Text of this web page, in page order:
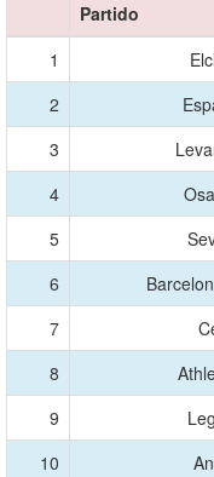
Partido
1
2
3
4
5
6
7
8
9
10